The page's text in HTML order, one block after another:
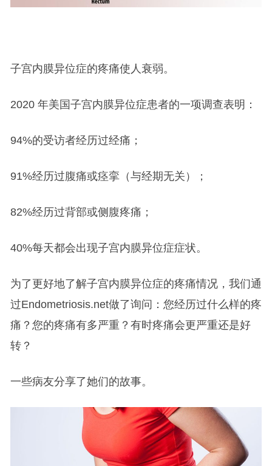
子宫内膜异位症的疼痛使人衰弱。
2020 年美国子宫内膜异位症患者的一项调查表明：
94%的受访者经历过经痛；
91%经历过腹痛或痉挛（与经期无关）；
82%经历过背部或侧腹疼痛；
40%每天都会出现子宫内膜异位症症状。
为了更好地了解子宫内膜异位症的疼痛情况，我们通
过Endometriosis.net做了询问：您经历过什么样的疼
痛？您的疼痛有多严重？有时疼痛会更严重还是好
转？
一些病友分享了她们的故事。